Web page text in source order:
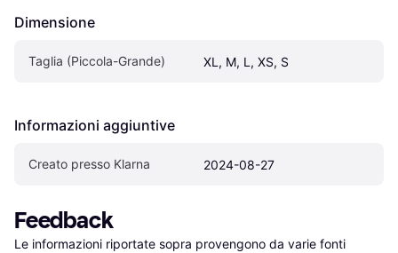
Dimensione
Taglia (Piccola-Grande) XL, M, L, XS, S
Informazioni aggiuntive
Creato presso Klarna 2024-08-27
Feedback
Le informazioni riportate sopra provengono da varie fonti